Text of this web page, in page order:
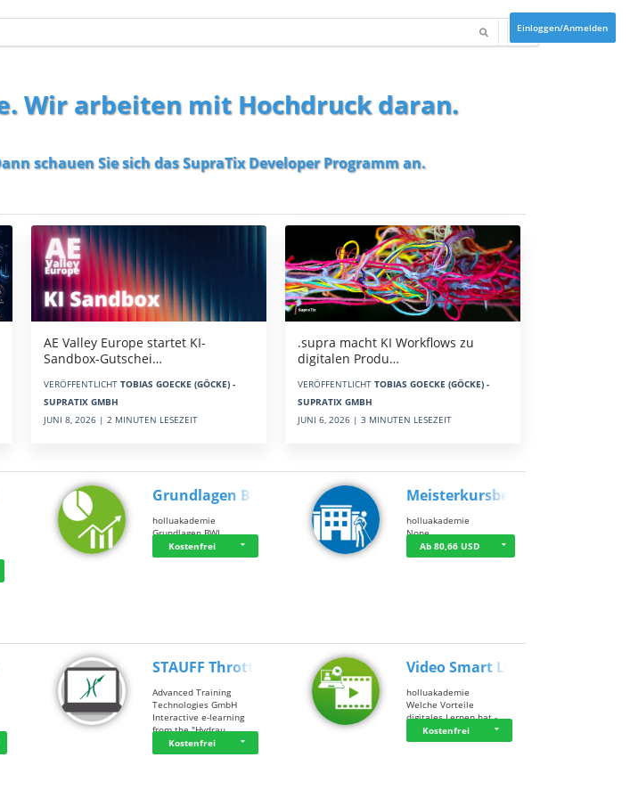
Einloggen/Anmelden
Wir arbeiten mit Hochdruck daran.
schauen Sie sich dasSupraTix Developer Programman.
AE Valley Europe startet KI-
Sandbox-Gutschei…
VERÖFFENTLICHT TOBIAS GOECKE (GÖCKE) -
SUPRATIX GMBH
JUNI 8, 2026 | 2 MINUTEN LESEZEIT
.supra macht KI Workflows zu
digitalen Produ…
VERÖFFENTLICHT TOBIAS GOECKE (GÖCKE) -
SUPRATIX GMBH
JUNI 6, 2026 | 3 MINUTEN LESEZEIT
Grundlagen BWL
holluakademie
Grundlagen BWL
Kostenfrei
Meisterkursbegl…
holluakademie
None
Ab 80,66 USD
STAUFF Throttle…
Advanced Training
Technologies GmbH
Interactive e-learning
from the "Hydrau…
Kostenfrei
Video Smart Lea…
holluakademie
Welche Vorteile
digitales Lernen hat - …
Kostenfrei